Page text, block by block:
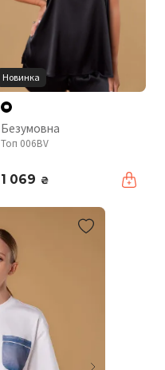
Новинка
Безумовна
Топ 006BV
1 069 ₴